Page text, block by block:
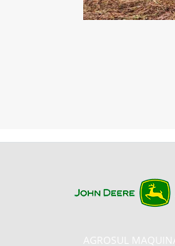
AGROSUL